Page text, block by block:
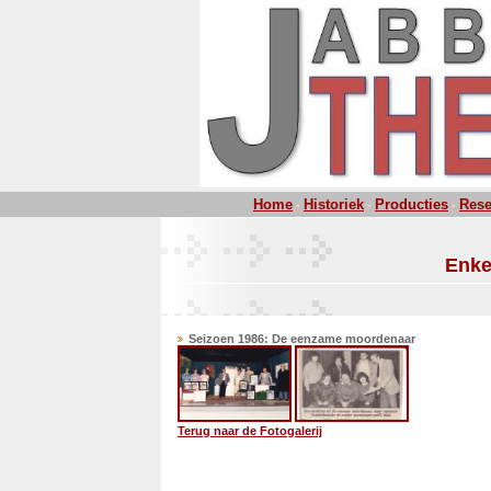
Home - Historiek - Producties -
Seizoen 1986: De eenzame moordenaar
Terug naar de Fotogalerij